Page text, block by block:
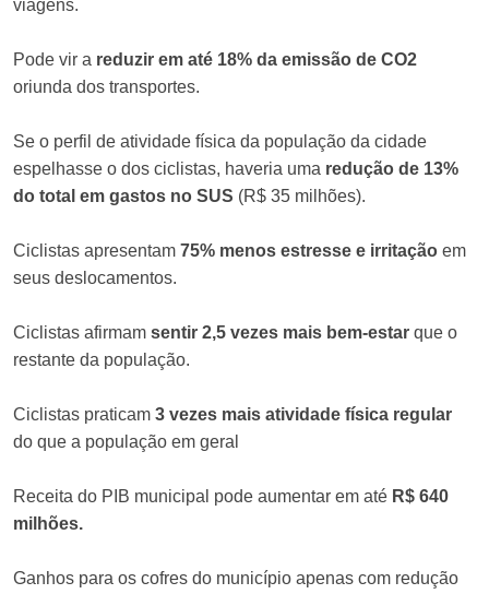
viagens.
Pode vir a reduzir em até 18% da emissão de CO2
oriunda dos transportes.
Se o perfil de atividade física da população da cidade
espelhasse o dos ciclistas, haveria uma redução de 13%
do total em gastos no SUS (R$ 35 milhões).
Ciclistas apresentam 75% menos estresse e irritação em
seus deslocamentos.
Ciclistas afirmamsentir 2,5 vezes mais bem-estar que o
restante da população.
Ciclistas praticam3 vezes mais atividade física regular
do que a população em geral
Receita do PIB municipal pode aumentar em até R$ 640
milhões.
Ganhos para os cofres do município apenas com redução